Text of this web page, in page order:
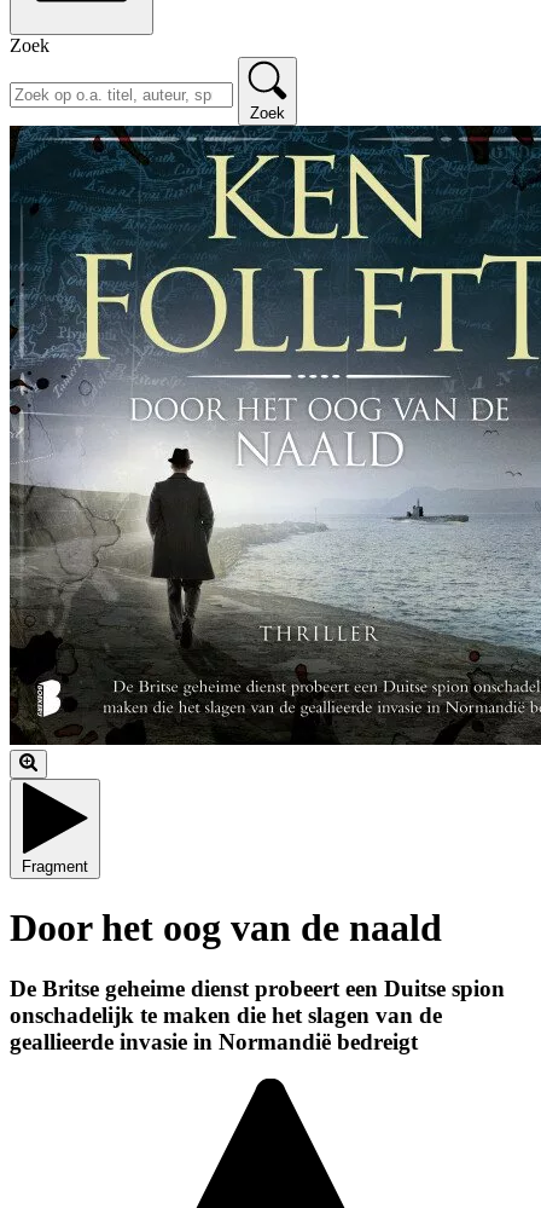
Zoek
Zoek
Fragment
Door het oog van de naald
De Britse geheime dienst probeert een Duitse spion
onschadelijk te maken die het slagen van de
geallieerde invasie in Normandië bedreigt